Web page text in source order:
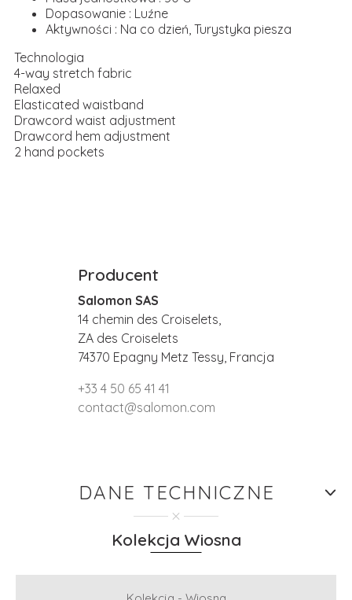
Dopasowanie : Luźne
Aktywności : Na co dzień, Turystyka piesza
Technologia
4-way stretch fabric
Relaxed
Elasticated waistband
Drawcord waist adjustment
Drawcord hem adjustment
2 hand pockets
Producent
Salomon SAS
14 chemin des Croiselets,
ZA des Croiselets
74370 Epagny Metz Tessy, Francja
+33 4 50 65 41 41
contact@salomon.com
DANE TECHNICZNE
Kolekcja Wiosna